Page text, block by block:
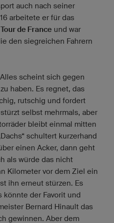
auch nach seiner
arbeitete er für das
de France und war
den siegreichen Fahrern
Alles scheint sich gegen
haben. Es regnet, das
rutschig und fordert
selbst mehrmals, aber
bleibt einmal mitten
schultert kurzerhand
einen Acker, dann geht
als würde das nicht
Kilometer vor dem Ziel ein
ihn erneut stürzen. Es
könnte der Favorit und
Bernard Hinault das
gewinnen. Aber dem